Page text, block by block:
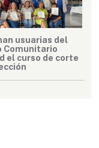
usuarias del
Comunitario
el curso de corte